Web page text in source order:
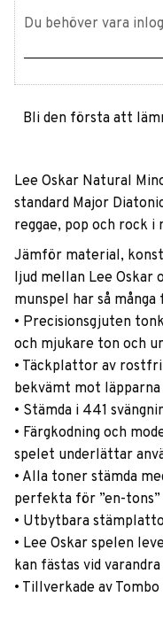
Bli den första att
Lee Oskar Natural
standard Major
reggae, pop och rock i
Jämför material,
ljud mellan Lee Oskar
munspel har så
• Precisionsgjuten
och mjukare ton och
• Täckplattor av
bekvämt mot
• Stämda i 441
• Färgkodning och
spelet underlättar
• Alla toner stämda
perfekta för ”en-tons”
• Utbytbara
• Lee Oskar spelen
kan fästas vid
• Tillverkade av Tombo